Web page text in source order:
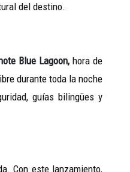
del destino.
Blue Lagoon, hora de
durante toda la noche
guías bilingües y
Con este lanzamiento,